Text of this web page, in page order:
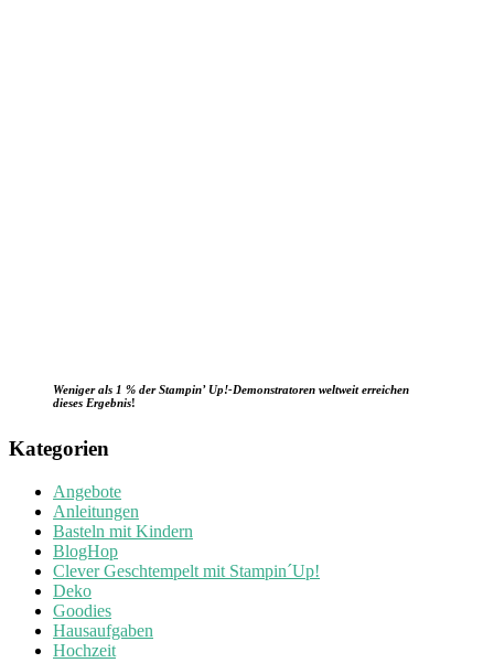
Weniger als 1 % der Stampin’ Up!-Demonstratoren weltweit erreichen
dieses Ergebnis!
Kategorien
Angebote
Anleitungen
Basteln mit Kindern
BlogHop
Clever Geschtempelt mit Stampin´Up!
Deko
Goodies
Hausaufgaben
Hochzeit